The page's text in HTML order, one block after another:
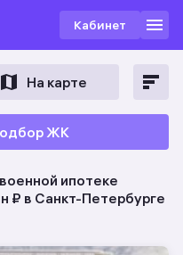
Кабинет
На карте
ЖК
ипотеке
₽ в Санкт-Петербурге